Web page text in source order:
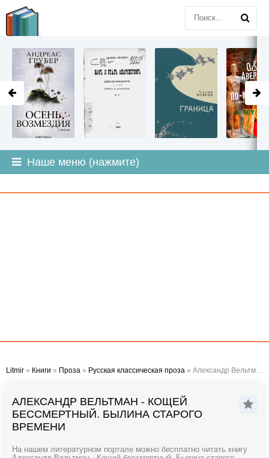
Наше меню (нажмите)
Litmir » Книги » Проза » Русская классическая проза » Александр Вельтман - Кощей бессмертный. Былина старого времени
АЛЕКСАНДР ВЕЛЬТМАН - КОЩЕЙ
БЕССМЕРТНЫЙ. БЫЛИНА СТАРОГО
ВРЕМЕНИ
На нашем литературном портале можно бесплатно читать книгу
LITMIR.ORG